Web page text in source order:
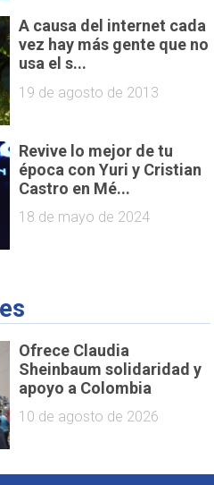
A causa del internet cada
vez hay más gente que no
usa el s...
19 de agosto de 2013
Revive lo mejor de tu
época con Yuri y Cristian
Castro en Mé...
18 de mayo de 2024
Ofrece Claudia
Sheinbaum solidaridad y
apoyo a Colombia
10 de agosto de 2026